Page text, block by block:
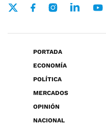
PORTADA
ECONOMÍA
POLÍTICA
MERCADOS
OPINIÓN
NACIONAL